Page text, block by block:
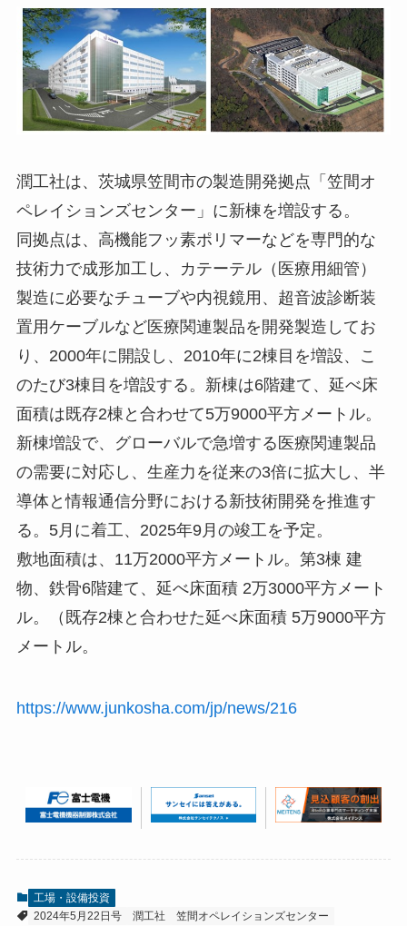
潤工社は、茨城県笠間市の製造開発拠点「笠間オ
ペレイションズセンター」に新棟を増設する。
同拠点は、高機能フッ素ポリマーなどを専門的な
技術力で成形加工し、カテーテル（医療用細管）
製造に必要なチューブや内視鏡用、超音波診断装
置用ケーブルなど医療関連製品を開発製造してお
り、2000年に開設し、2010年に2棟目を増設、こ
のたび3棟目を増設する。新棟は6階建て、延べ床
面積は既存2棟と合わせて5万9000平方メートル。
新棟増設で、グローバルで急増する医療関連製品
の需要に対応し、生産力を従来の3倍に拡大し、半
導体と情報通信分野における新技術開発を推進す
る。5月に着工、2025年9月の竣工を予定。
敷地面積は、11万2000平方メートル。第3棟 建
物、鉄骨6階建て、延べ床面積 2万3000平方メート
ル。（既存2棟と合わせた延べ床面積 5万9000平方
メートル。
https://www.junkosha.com/jp/news/216
工場・設備投資
2024年5月22日号
潤工社 笠間オペレイションズセンター